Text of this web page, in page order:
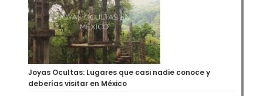
Joyas Ocultas: Lugares que casi nadie conoce y
deberías visitar en México